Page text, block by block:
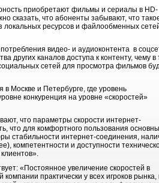
приобретают фильмы и сериалы в HD-
сказать, что абоненты забывают, что
локальных ресурсов и файлообменных
видео- и аудиоконтента в
других каналов доступа к контенту, чему в
сетей для просмотра фильмов
Москве и Петербурге, где уровень
конкуренция на уровне «скоростей»
что параметры скорости интернет-
что для комфортного пользования
стабильности интернет-соединения,
компетентности и доступности
«Постоянное увеличение скоростей в
практически у всех игроков рынка,